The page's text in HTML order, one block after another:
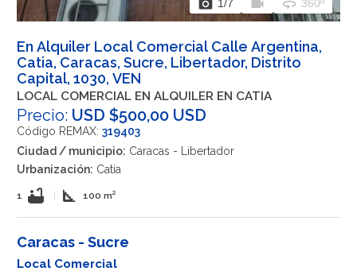
photo_camera 1/7 videocam 360 360º
En Alquiler Local Comercial Calle Argentina,
Catia, Caracas, Sucre, Libertador, Distrito
Capital, 1030, VEN
LOCAL COMERCIAL EN ALQUILER EN CATIA
Precio: USD $500,00 USD
Código REMAX: 319403
Ciudad / municipio: Caracas - Libertador
Urbanización: Catia
1 bathtub square_foot 100 m²
Caracas - Sucre
Local Comercial